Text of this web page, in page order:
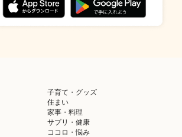
子育て・グッズ
住まい
家事・料理
サプリ・健康
ココロ・悩み